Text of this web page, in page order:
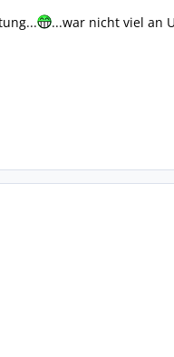
...war nicht viel an